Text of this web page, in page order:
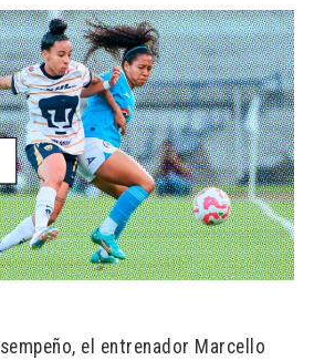
el entrenador Marcello